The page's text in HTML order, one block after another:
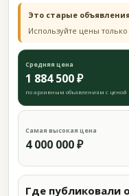
Это старые
Используйте цены
Средняя цена
1 884 500 ₽
по архивным объявлениям с ценой
Самая высокая цена
4 000 000 ₽
Где публиковали